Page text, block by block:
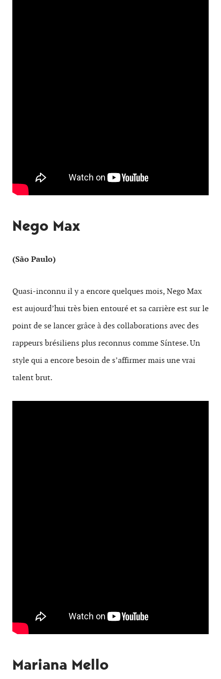
Nego Max
(São Paulo)
Quasi-inconnu il y a encore quelques mois, Nego Max
est aujourd’hui très bien entouré et sa carrière est sur le
point de se lancer grâce à des collaborations avec des
rappeurs brésiliens plus reconnus comme Síntese. Un
style qui a encore besoin de s’affirmer mais une vrai
talent brut.
Mariana Mello